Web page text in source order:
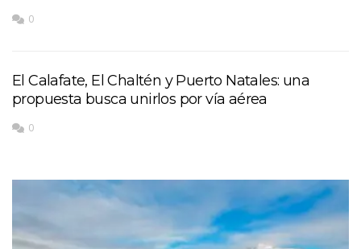
0
El Calafate, El Chaltén y Puerto Natales: una
propuesta busca unirlos por vía aérea
0